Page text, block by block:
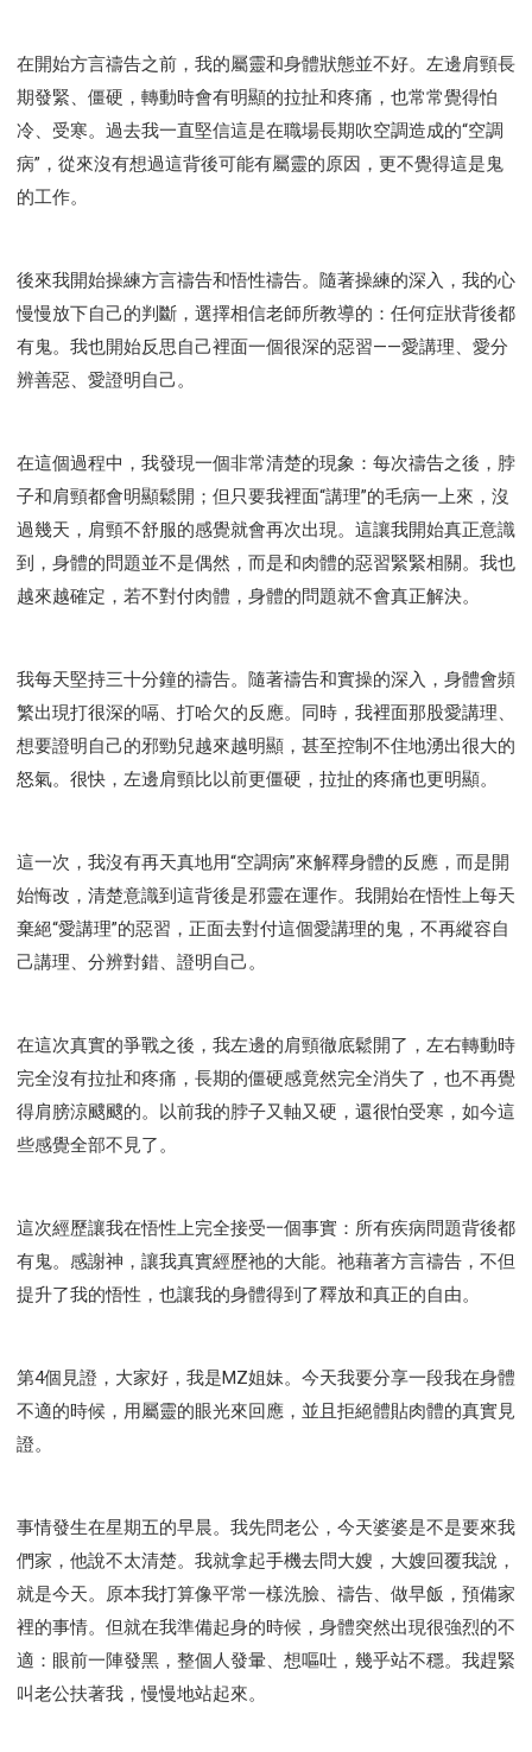
在開始方言禱告之前，我的屬靈和身體狀態並不好。左邊肩頸長
期發緊、僵硬，轉動時會有明顯的拉扯和疼痛，也常常覺得怕
冷、受寒。過去我一直堅信這是在職場長期吹空調造成的“空調
病”，從來沒有想過這背後可能有屬靈的原因，更不覺得這是鬼
的工作。
後來我開始操練方言禱告和悟性禱告。隨著操練的深入，我的心
慢慢放下自己的判斷，選擇相信老師所教導的：任何症狀背後都
有鬼。我也開始反思自己裡面一個很深的惡習——愛講理、愛分
辨善惡、愛證明自己。
在這個過程中，我發現一個非常清楚的現象：每次禱告之後，脖
子和肩頸都會明顯鬆開；但只要我裡面“講理”的毛病一上來，沒
過幾天，肩頸不舒服的感覺就會再次出現。這讓我開始真正意識
到，身體的問題並不是偶然，而是和肉體的惡習緊緊相關。我也
越來越確定，若不對付肉體，身體的問題就不會真正解決。
我每天堅持三十分鐘的禱告。隨著禱告和實操的深入，身體會頻
繁出現打很深的嗝、打哈欠的反應。同時，我裡面那股愛講理、
想要證明自己的邪勁兒越來越明顯，甚至控制不住地湧出很大的
怒氣。很快，左邊肩頸比以前更僵硬，拉扯的疼痛也更明顯。
這一次，我沒有再天真地用“空調病”來解釋身體的反應，而是開
始悔改，清楚意識到這背後是邪靈在運作。我開始在悟性上每天
棄絕“愛講理”的惡習，正面去對付這個愛講理的鬼，不再縱容自
己講理、分辨對錯、證明自己。
在這次真實的爭戰之後，我左邊的肩頸徹底鬆開了，左右轉動時
完全沒有拉扯和疼痛，長期的僵硬感竟然完全消失了，也不再覺
得肩膀涼颼颼的。以前我的脖子又軸又硬，還很怕受寒，如今這
些感覺全部不見了。
這次經歷讓我在悟性上完全接受一個事實：所有疾病問題背後都
有鬼。感謝神，讓我真實經歷祂的大能。祂藉著方言禱告，不但
提升了我的悟性，也讓我的身體得到了釋放和真正的自由。
第4個見證，大家好，我是MZ姐妹。今天我要分享一段我在身體
不適的時候，用屬靈的眼光來回應，並且拒絕體貼肉體的真實見
證。
事情發生在星期五的早晨。我先問老公，今天婆婆是不是要來我
們家，他說不太清楚。我就拿起手機去問大嫂，大嫂回覆我說，
就是今天。原本我打算像平常一樣洗臉、禱告、做早飯，預備家
裡的事情。但就在我準備起身的時候，身體突然出現很強烈的不
適：眼前一陣發黑，整個人發暈、想嘔吐，幾乎站不穩。我趕緊
叫老公扶著我，慢慢地站起來。